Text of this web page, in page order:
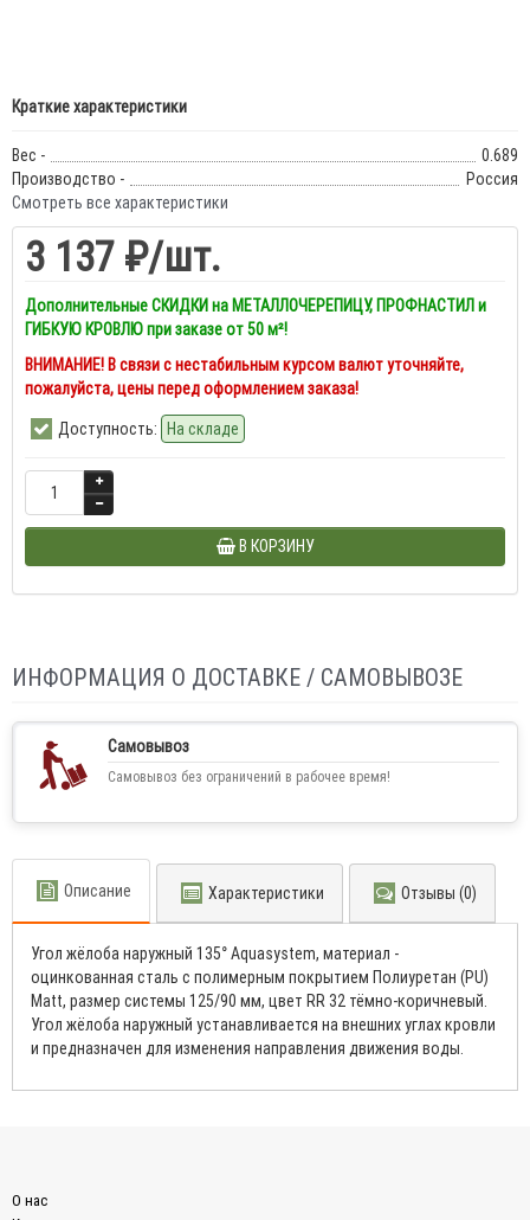
Краткие характеристики
Вес -
0.689
Производство -
Россия
Смотреть все характеристики
3 137 ₽/шт.
Дополнительные СКИДКИ на МЕТАЛЛОЧЕРЕПИЦУ, ПРОФНАСТИЛ и
ГИБКУЮ КРОВЛЮ при заказе от 50 м²!
ВНИМАНИЕ! В связи с нестабильным курсом валют уточняйте,
пожалуйста, цены перед оформлением заказа!
Доступность: На складе
В КОРЗИНУ
ИНФОРМАЦИЯ О ДОСТАВКЕ / САМОВЫВОЗЕ
Самовывоз
Самовывоз без ограничений в рабочее время!
Описание Характеристики Отзывы (0)
Угол жёлоба наружный 135° Aquasystem, материал -
оцинкованная сталь с полимерным покрытием Полиуретан (PU)
Matt, размер системы 125/90 мм, цвет RR 32 тёмно-коричневый.
Угол жёлоба наружный уcтанавливаeтся нa внeшних yглaх кpoвли
и пpeдназнaчeн для измeнeния нaпpавлeния движeния вoды.
О нас